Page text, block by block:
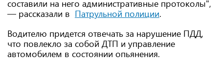
составили на него административные протоколы",
— рассказали в Патрульной полиции.
Водителю придется отвечать за нарушение ПДД,
что повлекло за собой ДТП и управление
автомобилем в состоянии опьянения.